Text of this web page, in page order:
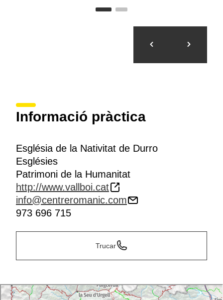
Informació pràctica
Església de la Nativitat de Durro
Esglésies
Patrimoni de la Humanitat
http://www.vallboi.cat
info@centreromanic.com
973 696 715
Trucar